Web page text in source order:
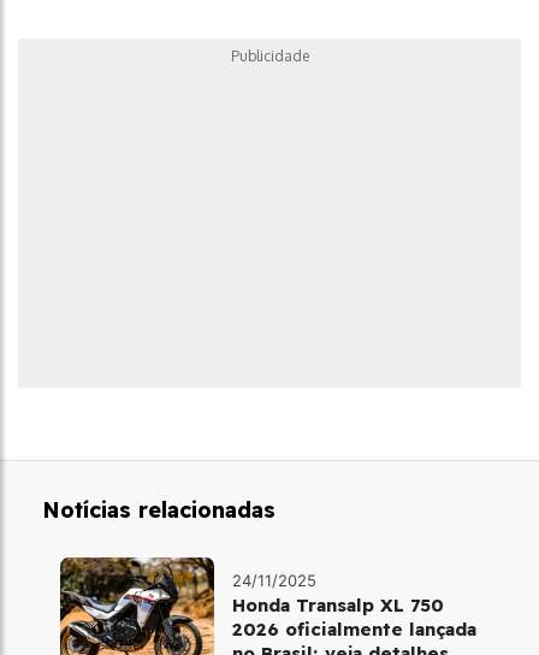
Publicidade
Notícias relacionadas
24/11/2025
Honda Transalp XL 750
2026 oficialmente lançada